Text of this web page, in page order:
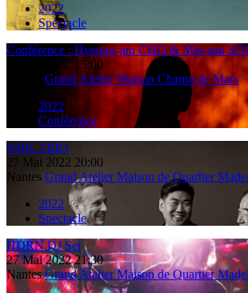
2022
Spectacle
Conférence : Hyeong-jun CHO & Min-sun
2022 15:00
Grand Atelier Maison Champ de Mars
2022
Conférence
NHK TRIO
27 Mai 2022 20:00
Nantes Grand Atelier Maison de Quartier
2022
Spectacle
HDRN DJ Set
27 Mai 2022 21:30
Nantes Grand Atelier Maison de Quartier